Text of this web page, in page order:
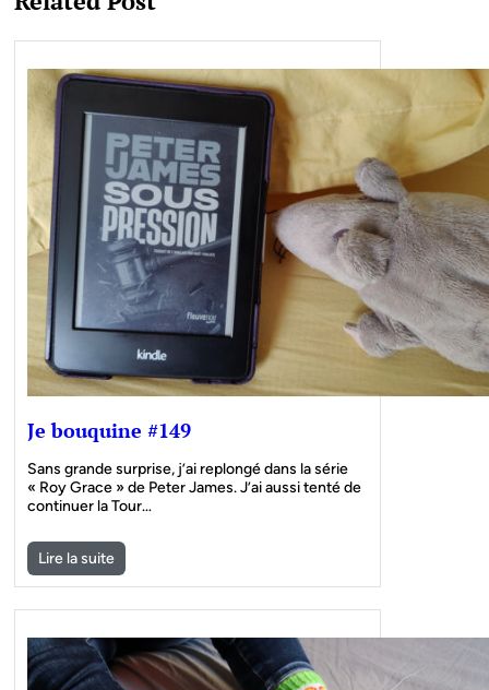
Je bouquine #149
Sans grande surprise, j’ai replongé dans la série
« Roy Grace » de Peter James. J’ai aussi tenté de
continuer la Tour…
Lire la suite